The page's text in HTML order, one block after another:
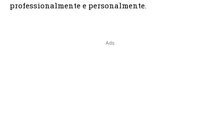
professionalmente e personalmente.
Ads